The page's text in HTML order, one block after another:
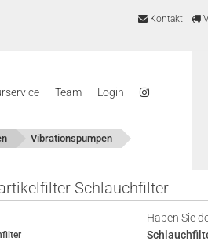
Kontakt
Team Login
Vibrationspumpen
Schlauchfilter
Haben Sie